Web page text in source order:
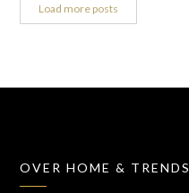
Load more posts
OVER HOME & TRENDS